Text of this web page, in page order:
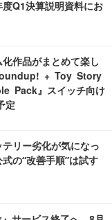
Q1決算説明資料にお
化作品がまとめて楽し
+ Toy Story
Pack』スイッチ向け
定
リー劣化が気になっ
の“改善手順”は試す